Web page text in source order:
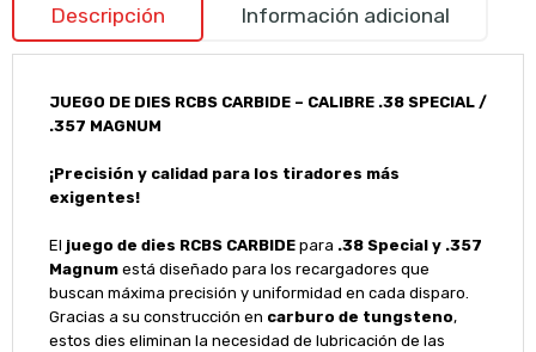
Descripción Información adicional
JUEGO DE DIES RCBS CARBIDE – CALIBRE .38 SPECIAL /
.357 MAGNUM
¡Precisión y calidad para los tiradores más
exigentes!
El juego de dies RCBS CARBIDEpara .38 Special y .357
Magnumestá diseñado para los recargadores que
buscan máxima precisión y uniformidad en cada disparo.
Gracias a su construcción en carburo de tungsteno,
estos dies eliminan la necesidad de lubricación de las